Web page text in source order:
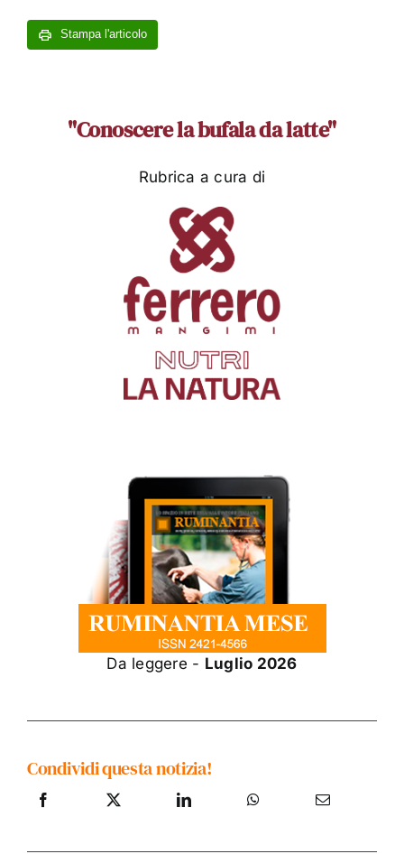
Stampa l'articolo
"Conoscere la bufala da latte"
Rubrica a cura di
Da leggere - Luglio 2026
Condividi questa notizia!